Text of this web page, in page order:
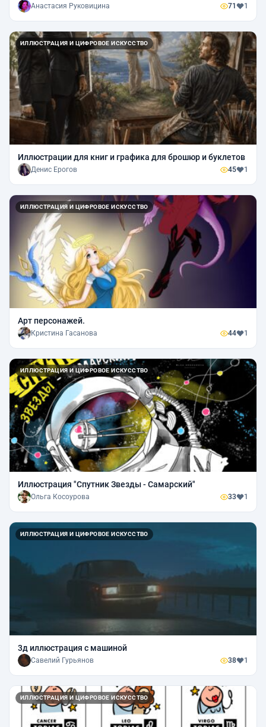
Анастасия Руковицина 71 1
ИЛЛЮСТРАЦИЯ И ЦИФРОВОЕ ИСКУССТВО
Иллюстрации для книг и графика для брошюр и буклетов
Денис Ерогов 45 1
ИЛЛЮСТРАЦИЯ И ЦИФРОВОЕ ИСКУССТВО
Арт персонажей.
Кристина Гасанова 44 1
ИЛЛЮСТРАЦИЯ И ЦИФРОВОЕ ИСКУССТВО
Иллюстрация "Спутник Звезды - Самарский"
Ольга Косоурова 33 1
ИЛЛЮСТРАЦИЯ И ЦИФРОВОЕ ИСКУССТВО
3д иллюстрация с машиной
Савелий Гурьянов 38 1
ИЛЛЮСТРАЦИЯ И ЦИФРОВОЕ ИСКУССТВО